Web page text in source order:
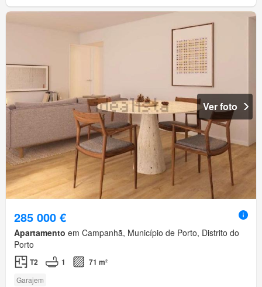
Ver foto
285 000 €
Apartamento em Campanhã, Município de Porto, Distrito do
Porto
T2 1 71 m²
Garajem